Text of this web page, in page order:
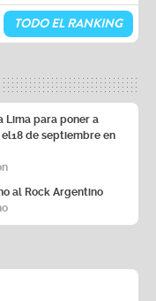
TODO EL RANKING
Lima para poner a
de septiembre en
al Rock Argentino